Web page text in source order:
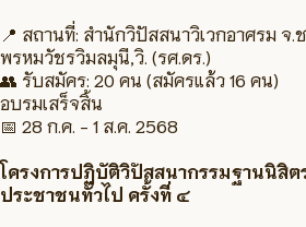
📍 สถานที่: สำนักวิปัสสนาวิเวกอาศรม จ.
พรหมวัชรวิมลมุนี,วิ. (รศ.ดร.)
👥 รับสมัคร: 20 คน (สมัครแล้ว 16 คน)
อบรมเสร็จสิ้น
📅 28 ก.ค. - 1 ส.ค. 2568
โครงการปฏิบัติวิปัสสนากรรมฐานนิสิ
ประชาชนทั่วไป ครั้งที่ ๔